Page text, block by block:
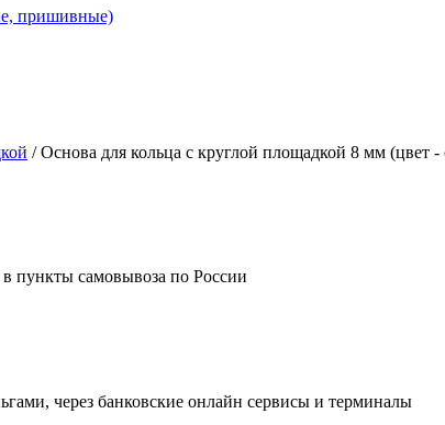
пришивные)
/ Основа для кольца с круглой площадкой 8 мм (цвет -
пункты самовывоза по России
через банковские онлайн сервисы и терминалы